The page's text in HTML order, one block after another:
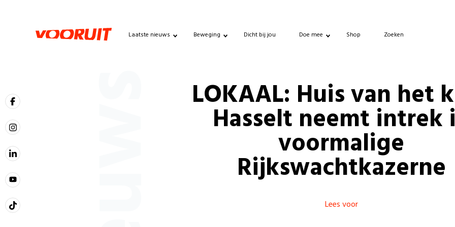
Laatste nieuws Beweging Dicht bij jou Doe mee Shop Zoeken
LOKAAL: Huis van het
Hasselt neemt intrek
voormalige
Rijkswachtkazerne
Lees voor